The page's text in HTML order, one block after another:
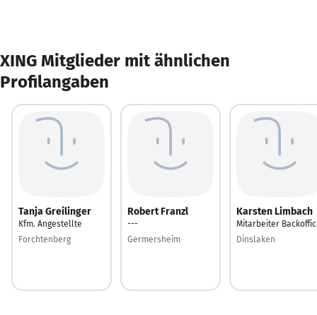
XING Mitglieder mit ähnlichen
Profilangaben
Tanja Greilinger
Kfm. Angestellte
Forchtenberg
Robert Franzl
---
Germersheim
Karsten Limbach
Mitarbeiter
Dinslaken